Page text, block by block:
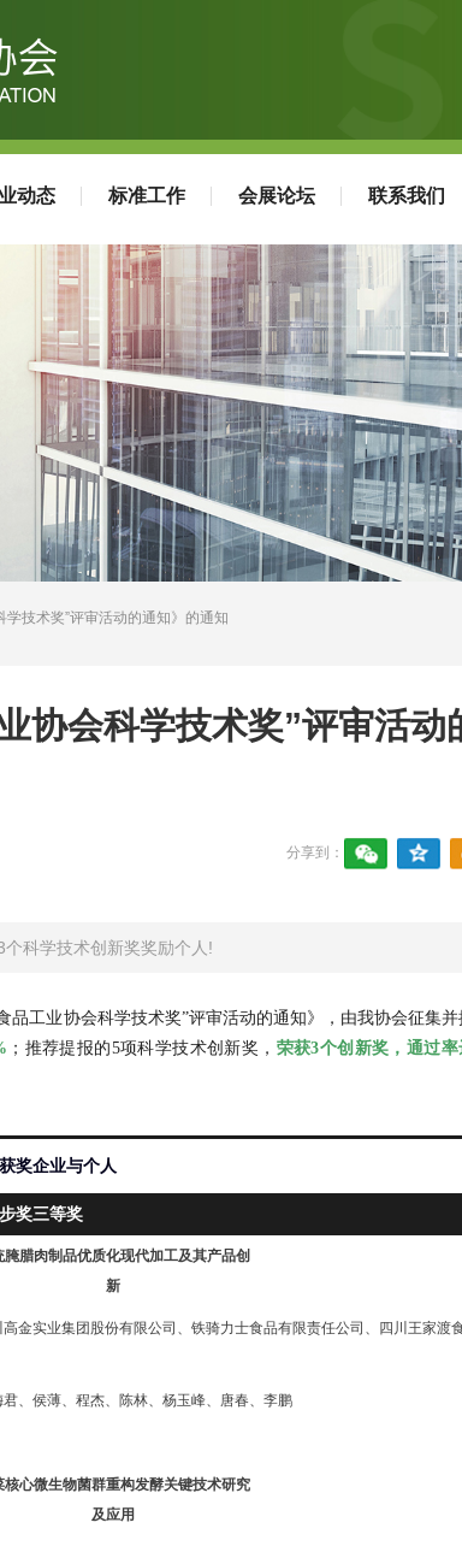
动态 标准工作 会展论坛 联系我们
技术奖”评审活动的通知》的通知
协会科学技术奖”评审活动
分享到：
科学技术创新奖奖励个人!
品工业协会科学技术奖”评审活动的通知》， 由我协会征集并
；推荐提报的5项科学技术创新奖， 荣获3个创新奖，通过率
奖企业与个人
奖三等奖
腌腊肉制品优质化现代加工及其产品创
新
金实业集团股份有限公司、铁骑力士食品有限责任公司、四川王家渡
、侯薄、程杰、陈林、杨玉峰、唐春、李鹏
核心微生物菌群重构发酵关键技术研究
及应用